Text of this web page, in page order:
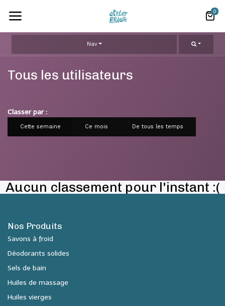
0
Nav
Tous les utilisateurs
Classer par :
Cette semaine Ce mois De tous les temps
Aucun classement pour l'instant :(
Nos Produits
Savons à froid
Déodorants solides
Sels de bain
Huiles de massage
Huiles vierges